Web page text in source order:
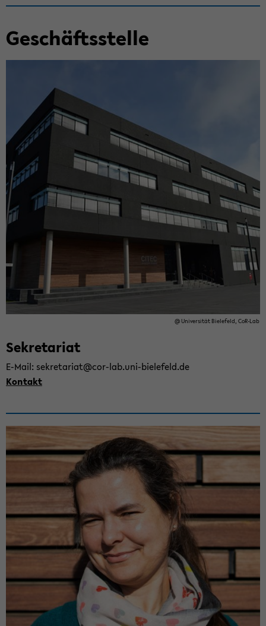
Ge­schäfts­stel­le
@ Uni­ver­si­tät Bie­le­feld, CoR-​Lab
Se­kre­ta­ri­at
E-​Mail: se­kre­ta­ri­at@cor-​lab.uni-​bielefeld.de
Kon­takt